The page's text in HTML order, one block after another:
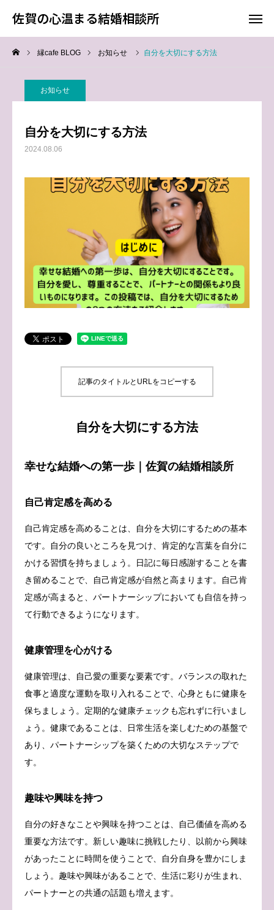
佐賀の心温まる結婚相談所
縁cafe BLOG お知らせ 自分を大切にする方法
お知らせ
自分を大切にする方法
2024.08.06
記事のタイトルとURLをコピーする
自分を大切にする方法
幸せな結婚への第一歩｜佐賀の結婚相談所
自己肯定感を高める
自己肯定感を高めることは、自分を大切にするための基本
です。自分の良いところを見つけ、肯定的な言葉を自分に
かける習慣を持ちましょう。日記に毎日感謝することを書
き留めることで、自己肯定感が自然と高まります。自己肯
定感が高まると、パートナーシップにおいても自信を持っ
て行動できるようになります。
健康管理を心がける
健康管理は、自己愛の重要な要素です。バランスの取れた
食事と適度な運動を取り入れることで、心身ともに健康を
保ちましょう。定期的な健康チェックも忘れずに行いまし
ょう。健康であることは、日常生活を楽しむための基盤で
あり、パートナーシップを築くための大切なステップで
す。
趣味や興味を持つ
自分の好きなことや興味を持つことは、自己価値を高める
重要な方法です。新しい趣味に挑戦したり、以前から興味
があったことに時間を使うことで、自分自身を豊かにしま
しょう。趣味や興味があることで、生活に彩りが生まれ、
パートナーとの共通の話題も増えます。
佐賀の心温まる結婚相談所
料金
TOP
会員様からの喜びの声
よくあるご質問